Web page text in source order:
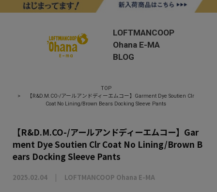
LOFTMANCOOP
Ohana E-MA
BLOG
TOP
>
【R&D.M.CO-/アールアンドディーエムコー】Garment Dye Soutien Clr
Coat No Lining/Brown Bears Docking Sleeve Pants
【R&D.M.CO-/アールアンドディーエムコー】Gar
ment Dye Soutien Clr Coat No Lining/Brown B
ears Docking Sleeve Pants
2025.02.04 LOFTMANCOOP Ohana E-MA